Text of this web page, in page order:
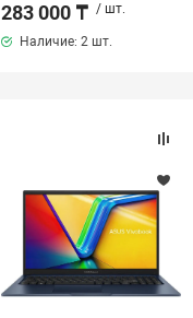
283 000 ₸ / шт.
Наличие:2 шт.